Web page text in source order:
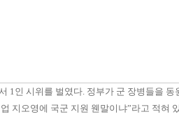
1인 시위를 벌였다. 정부가 군 장병들을 동
지오영에 국군 지원 웬말이냐”라고 적혀